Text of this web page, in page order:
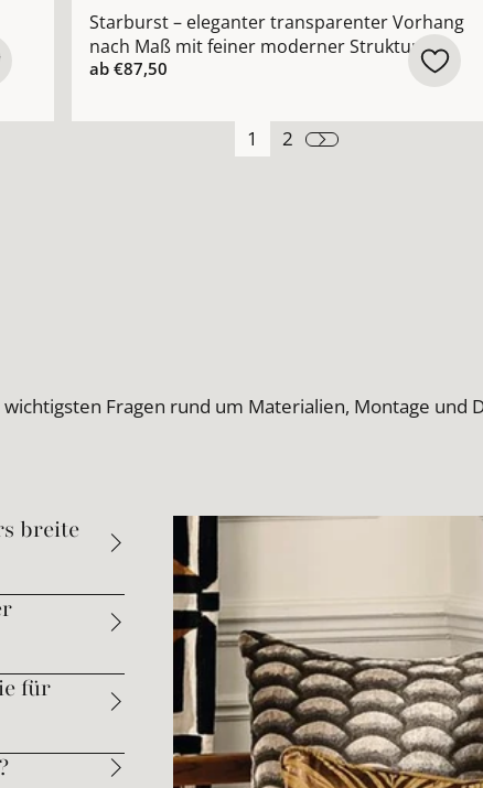
Starburst – eleganter transparenter Vorhang
nach Maß mit feiner moderner Struktur
ab €87,50
1 2
Fragen rund um Materialien, Montage und
breite
für